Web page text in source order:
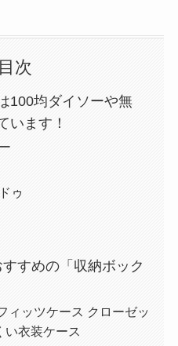
目次
100均ダイソーや無
います！
ゥ
すめの「収納ボック
ィッツケース クローゼッ
い衣装ケース